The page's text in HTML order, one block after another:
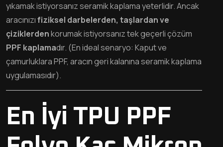
yıkamak istiyorsanız seramik kaplama yeterlidir. Ancak
aracınızıfiziksel darbelerden, taşlardan ve
çiziklerdenkorumak istiyorsanız tek geçerli çözüm
PPF kaplamadır. (En ideal senaryo: Kaput ve
çamurluklara PPF, aracın geri kalanına seramik kaplama
uygulamasıdır).
En İyi TPU PPF